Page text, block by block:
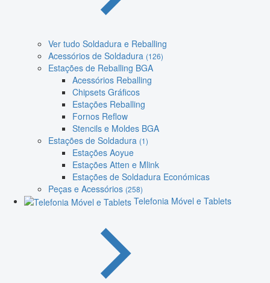
Ver tudo Soldadura e Reballing
Acessórios de Soldadura (126)
Estações de Reballing BGA
Acessórios Reballing
Chipsets Gráficos
Estações Reballing
Fornos Reflow
Stencils e Moldes BGA
Estações de Soldadura (1)
Estações Aoyue
Estações Atten e Mlink
Estações de Soldadura Económicas
Peças e Acessórios (258)
Telefonia Móvel e Tablets